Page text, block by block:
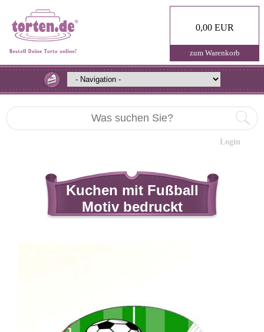
0,00 EUR
zum Warenkorb
Login
Kuchen mit Fußball
Motiv bedruckt